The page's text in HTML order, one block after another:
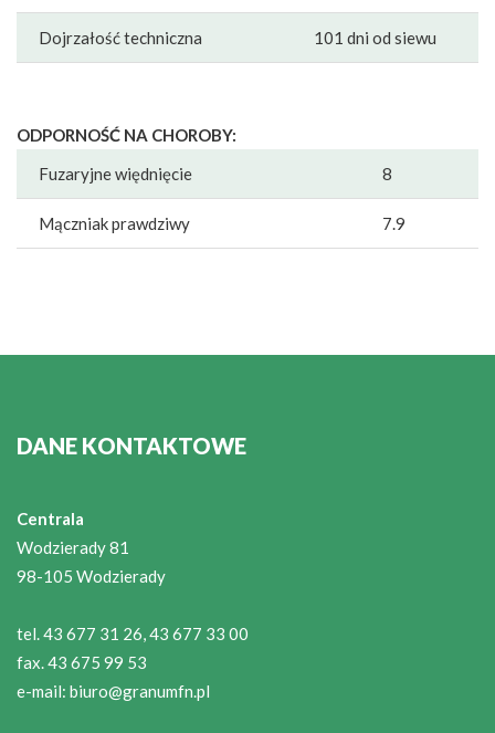
Dojrzałość techniczna 101 dni od siewu
ODPORNOŚĆ NA CHOROBY:
Fuzaryjne więdnięcie
8
Mączniak prawdziwy 7.9
DANE KONTAKTOWE
Centrala
Wodzierady 81
98-105 Wodzierady
tel. 43 677 31 26, 43 677 33 00
fax. 43 675 99 53
e-mail: biuro@granumfn.pl